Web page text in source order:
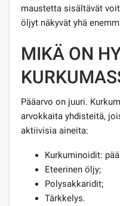
maustetta sisältävät
öljyt näkyvät yhä
MIKÄ ON
Pääarvo on juuri.
arvokkaita yhdisteitä,
aktiivisia aineita:
Kurkuminoidit:
Eteerinen öljy;
Polysakkaridit;
Tärkkelys.